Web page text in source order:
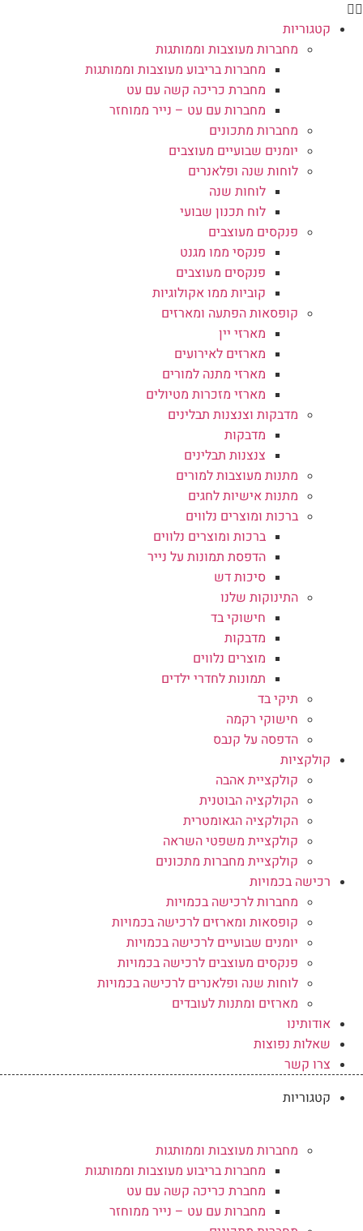
קטגוריות
מחברות מעוצבות וממותגות
מחברות בריבוע מעוצבות וממותגות
מחברת כריכה קשה עם עט
מחברות עם עט – נייר ממוחזר
מחברות מתכונים
יומנים שבועיים מעוצבים
לוחות שנה ופלאנרים
לוחות שנה
לוח תכנון שבועי
פנקסים מעוצבים
פנקסי ממו מגנט
פנקסים מעוצבים
קוביות ממו אקולוגיות
קופסאות הפתעה ומארזים
מארזי יין
מארזים לאירועים
מארזי מתנה למורים
מארזי מזכרות מטיולים
מדבקות וצנצנות תבלינים
מדבקות
צנצנות תבלינים
מתנות מעוצבות למורים
מתנות אישיות לחגים
ברכות ומוצרים נלווים
ברכות ומוצרים נלווים
הדפסת תמונות על נייר
סיכות דש
התינוקות שלנו
חישוקי בד
מדבקות
מוצרים נלווים
תמונות לחדרי ילדים
תיקי בד
חישוקי רקמה
הדפסה על קנבס
קולקציות
קולקציית אהבה
הקולקציה הבוטנית
הקולקציה הגאומטרית
קולקציית משפטי השראה
קולקציית מחברות מתכונים
רכישה בכמויות
מחברות לרכישה בכמויות
קופסאות ומארזים לרכישה בכמויות
יומנים שבועיים לרכישה בכמויות
פנקסים מעוצבים לרכישה בכמויות
לוחות שנה ופלאנרים לרכישה בכמויות
מארזים ומתנות לעובדים
אודותינו
שאלות נפוצות
צרו קשר
קטגוריות
מחברות מעוצבות וממותגות
מחברות בריבוע מעוצבות וממותגות
מחברת כריכה קשה עם עט
מחברות עם עט – נייר ממוחזר